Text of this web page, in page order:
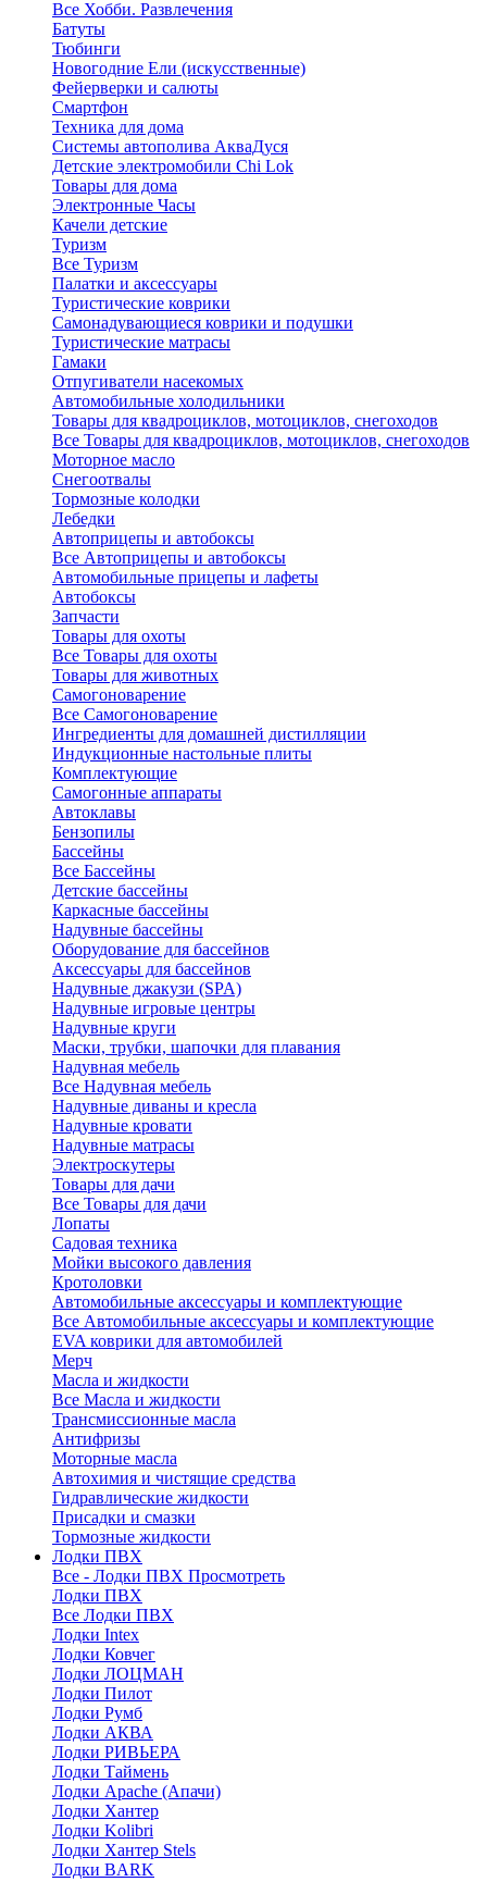
Все Хобби. Развлечения
Батуты
Тюбинги
Новогодние Ели (искусственные)
Фейерверки и салюты
Смартфон
Техника для дома
Системы автополива АкваДуся
Детские электромобили Chi Lok
Товары для дома
Электронные Часы
Качели детские
Туризм
Все Туризм
Палатки и аксессуары
Туристические коврики
Самонадувающиеся коврики и подушки
Туристические матрасы
Гамаки
Отпугиватели насекомых
Автомобильные холодильники
Товары для квадроциклов, мотоциклов, снегоходов
Все Товары для квадроциклов, мотоциклов, снегоходов
Моторное масло
Снегоотвалы
Тормозные колодки
Лебедки
Автоприцепы и автобоксы
Все Автоприцепы и автобоксы
Автомобильные прицепы и лафеты
Автобоксы
Запчасти
Товары для охоты
Все Товары для охоты
Товары для животных
Самогоноварение
Все Самогоноварение
Ингредиенты для домашней дистилляции
Индукционные настольные плиты
Комплектующие
Самогонные аппараты
Автоклавы
Бензопилы
Бассейны
Все Бассейны
Детские бассейны
Каркасные бассейны
Надувные бассейны
Оборудование для бассейнов
Аксессуары для бассейнов
Надувные джакузи (SPA)
Надувные игровые центры
Надувные круги
Маски, трубки, шапочки для плавания
Надувная мебель
Все Надувная мебель
Надувные диваны и кресла
Надувные кровати
Надувные матрасы
Электроскутеры
Товары для дачи
Все Товары для дачи
Лопаты
Садовая техника
Мойки высокого давления
Кротоловки
Автомобильные аксессуары и комплектующие
Все Автомобильные аксессуары и комплектующие
EVA коврики для автомобилей
Мерч
Масла и жидкости
Все Масла и жидкости
Трансмиссионные масла
Антифризы
Моторные масла
Автохимия и чистящие средства
Гидравлические жидкости
Присадки и смазки
Тормозные жидкости
Лодки ПВХ
Все - Лодки ПВХ Просмотреть
Лодки ПВХ
Все Лодки ПВХ
Лодки Intex
Лодки Ковчег
Лодки ЛОЦМАН
Лодки Пилот
Лодки Румб
Лодки АКВА
Лодки РИВЬЕРА
Лодки Таймень
Лодки Apache (Апачи)
Лодки Хантер
Лодки Kolibri
Лодки Хантер Stels
Лодки BARK